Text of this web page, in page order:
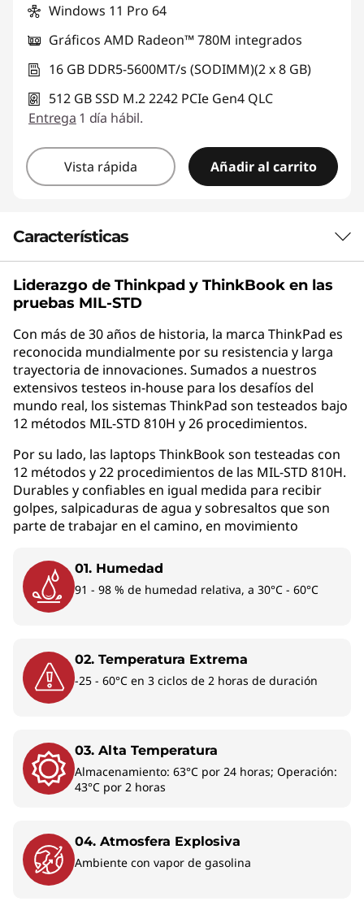
Windows 11 Pro 64
Gráficos AMD Radeon™ 780M integrados
16 GB DDR5-5600MT/s (SODIMM)(2 x 8 GB)
512 GB SSD M.2 2242 PCIe Gen4 QLC
Entrega 1 día hábil.
Vista rápida Añadir al carrito
Características
Rendimiento
potenciado por
IA
Liderazgo de Thinkpad y ThinkBook en las
pruebas MIL-STD
Con más de 30 años de historia, la marca ThinkPad es
reconocida mundialmente por su resistencia y larga
trayectoria de innovaciones. Sumados a nuestros
extensivos testeos in-house para los desafíos del
mundo real, los sistemas ThinkPad son testeados bajo
12 métodos MIL-STD 810H y 26 procedimientos.
Por su lado, las laptops ThinkBook son testeadas con
12 métodos y 22 procedimientos de las MIL-STD 810H.
Durables y confiables en igual medida para recibir
golpes, salpicaduras de agua y sobresaltos que son
parte de trabajar en el camino, en movimiento
01. Humedad
91 - 98 % de humedad relativa, a 30°C - 60°C
02. Temperatura Extrema
-25 - 60°C en 3 ciclos de 2 horas de duración
03. Alta Temperatura
Almacenamiento: 63°C por 24 horas; Operación:
43°C por 2 horas
04. Atmosfera Explosiva
Ambiente con vapor de gasolina